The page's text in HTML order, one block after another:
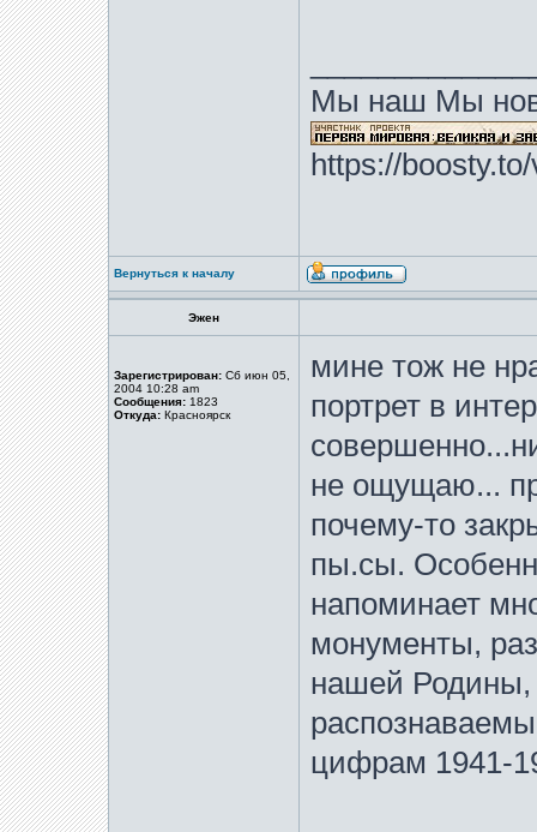
Мы наш Мы
https://
Вернуться к началу
Эжен
Зарегистрирован: Сб июн 05,
2004 10:28 am
Сообщения: 1823
Откуда: Красноярск
мине тож не
портрет в
не ощущаю...
почему-то
пы.сы.
напоминает
монументы,
нашей
цифрам 1941-